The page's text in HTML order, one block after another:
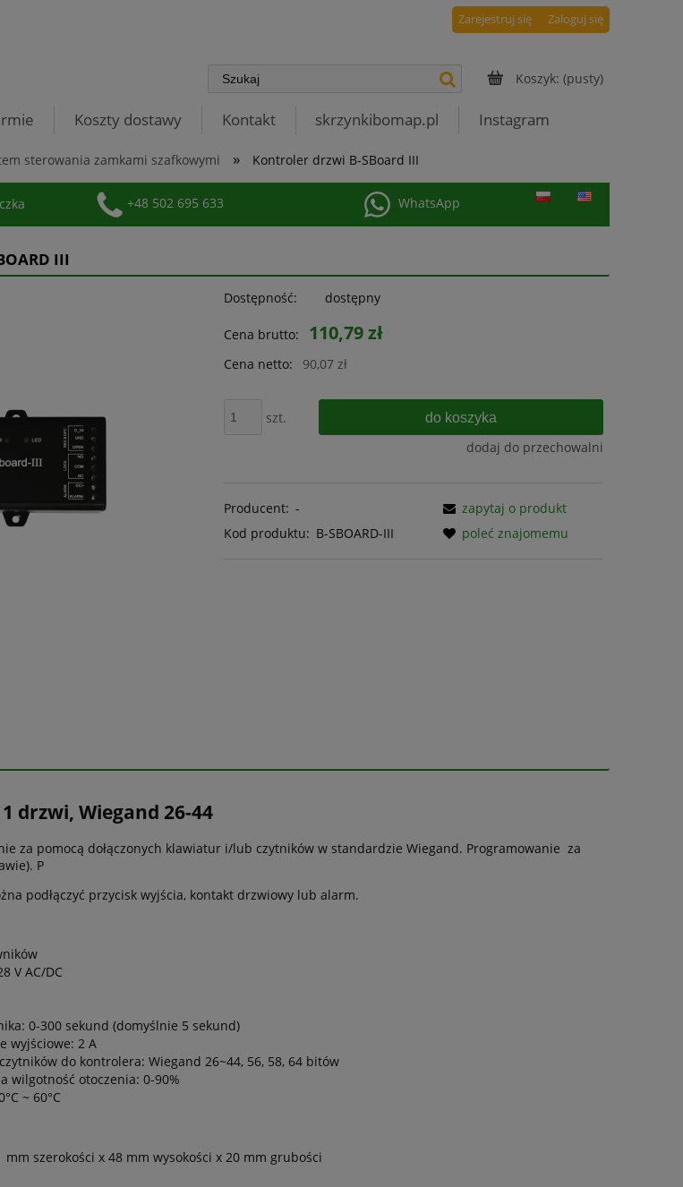
Zarejestruj się Zaloguj się
Koszyk: (pusty)
Koszty dostawy Kontakt skrzynkibomap.pl
Instagram
sterowania zamkami szafkowymi » Kontroler drzwi B-SBoard III
+48 502 695 633 WhatsApp
III
Dostępność: dostępny
Cena brutto: 110,79 zł
Cena netto: 90,07 zł
szt. do koszyka
dodaj do przechowalni
Producent: -
Kod produktu: B-SBOARD-III
zapytaj o produkt
poleć znajomemu
drzwi, Wiegand 26-44
za pomocą dołączonych klawiatur i/lub czytników w standardzie Wiegand. Programowanie za
P
podłączyć przycisk wyjścia, kontakt drzwiowy lub alarm.
V AC/DC
0-300 sekund (domyślnie 5 sekund)
wyjściowe: 2 A
do kontrolera: Wiegand 26~44, 56, 58, 64 bitów
wilgotność otoczenia: 0-90%
~ 60°C
szerokości x 48 mm wysokości x 20 mm grubości